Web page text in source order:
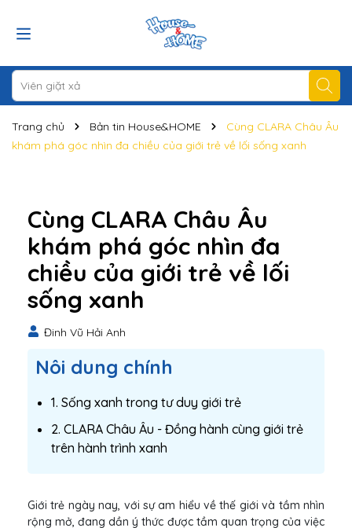
Trang chủ Bản tin House&HOME
Cùng CLARA Châu Âu
khám phá góc nhìn đa chiều của giới trẻ về lối sống xanh
Cùng CLARA Châu Âu
khám phá góc nhìn đa
chiều của giới trẻ về lối
sống xanh
Đinh Vũ Hải Anh
Nôi dung chính
1. Sống xanh trong tư duy giới trẻ
2. CLARA Châu Âu - Đồng hành cùng giới trẻ
trên hành trình xanh
Giới trẻ ngày nay, với sự am hiểu về thế giới và tầm nhìn
rộng mở, đang dần ý thức được tầm quan trọng của việc